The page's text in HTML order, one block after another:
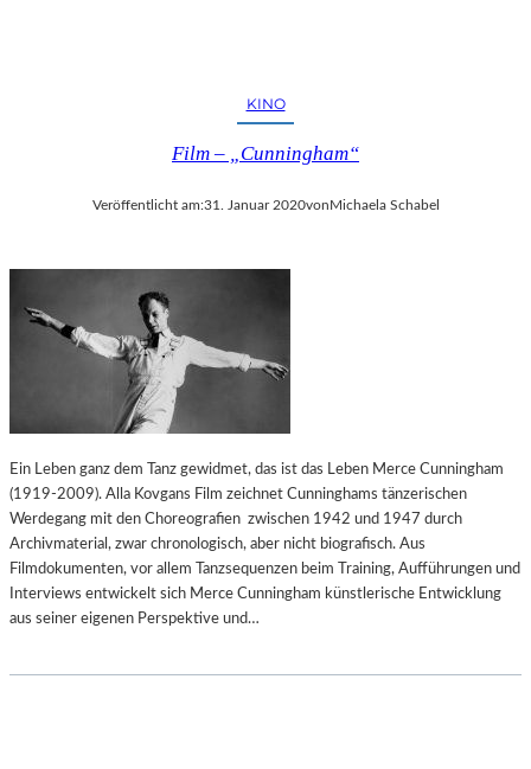
KINO
Film – „Cunningham“
Veröffentlicht am:31. Januar 2020vonMichaela Schabel
Ein Leben ganz dem Tanz gewidmet, das ist das Leben Merce Cunningham
(1919-2009). Alla Kovgans Film zeichnet Cunninghams tänzerischen
Werdegang mit den Choreografien zwischen 1942 und 1947 durch
Archivmaterial, zwar chronologisch, aber nicht biografisch. Aus
Filmdokumenten, vor allem Tanzsequenzen beim Training, Aufführungen und
Interviews entwickelt sich Merce Cunningham künstlerische Entwicklung
aus seiner eigenen Perspektive und…